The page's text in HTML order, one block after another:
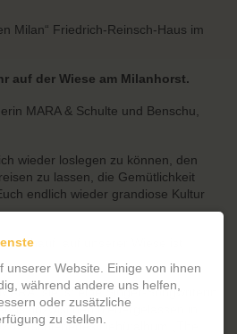
Milan“ Friedrich-Reinsch-Haus im
auf der Wiese am Milanhorst.
MARA & Schulte und Benschu,
wieder loslegen zu können, den
zu lassen, die Gemütlichkeit
endlich wieder grandiose Kultur
zuhauf, auf unserer Wiese ist
sie ist eine Singer-Songwriterin
inzwischen niedergelassen in
erschienenes Debütalbum „The
unserer Website. Einige von ihnen
während andere uns helfen,
oder zusätzliche
zu stellen.